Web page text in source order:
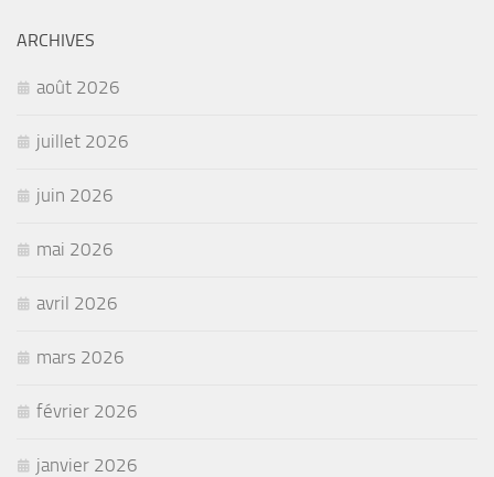
ARCHIVES
août 2026
juillet 2026
juin 2026
mai 2026
avril 2026
mars 2026
février 2026
janvier 2026